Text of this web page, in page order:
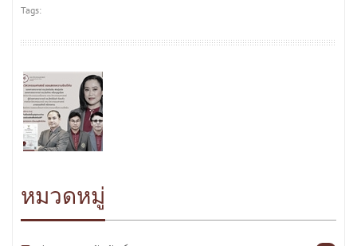
Tags:
หมวดหมู่